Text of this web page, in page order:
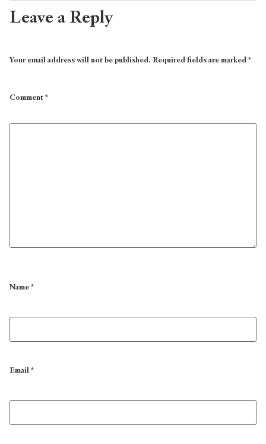
Leave a Reply
Your email address will not be published.Required fields are marked*
Comment*
Name*
Email*